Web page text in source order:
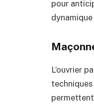
pour
L’ouvrier